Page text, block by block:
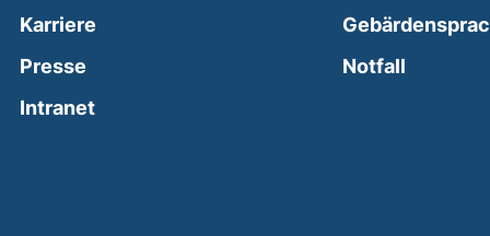
Karriere
Presse
Intranet(external link, opens in a new window)
Notfall